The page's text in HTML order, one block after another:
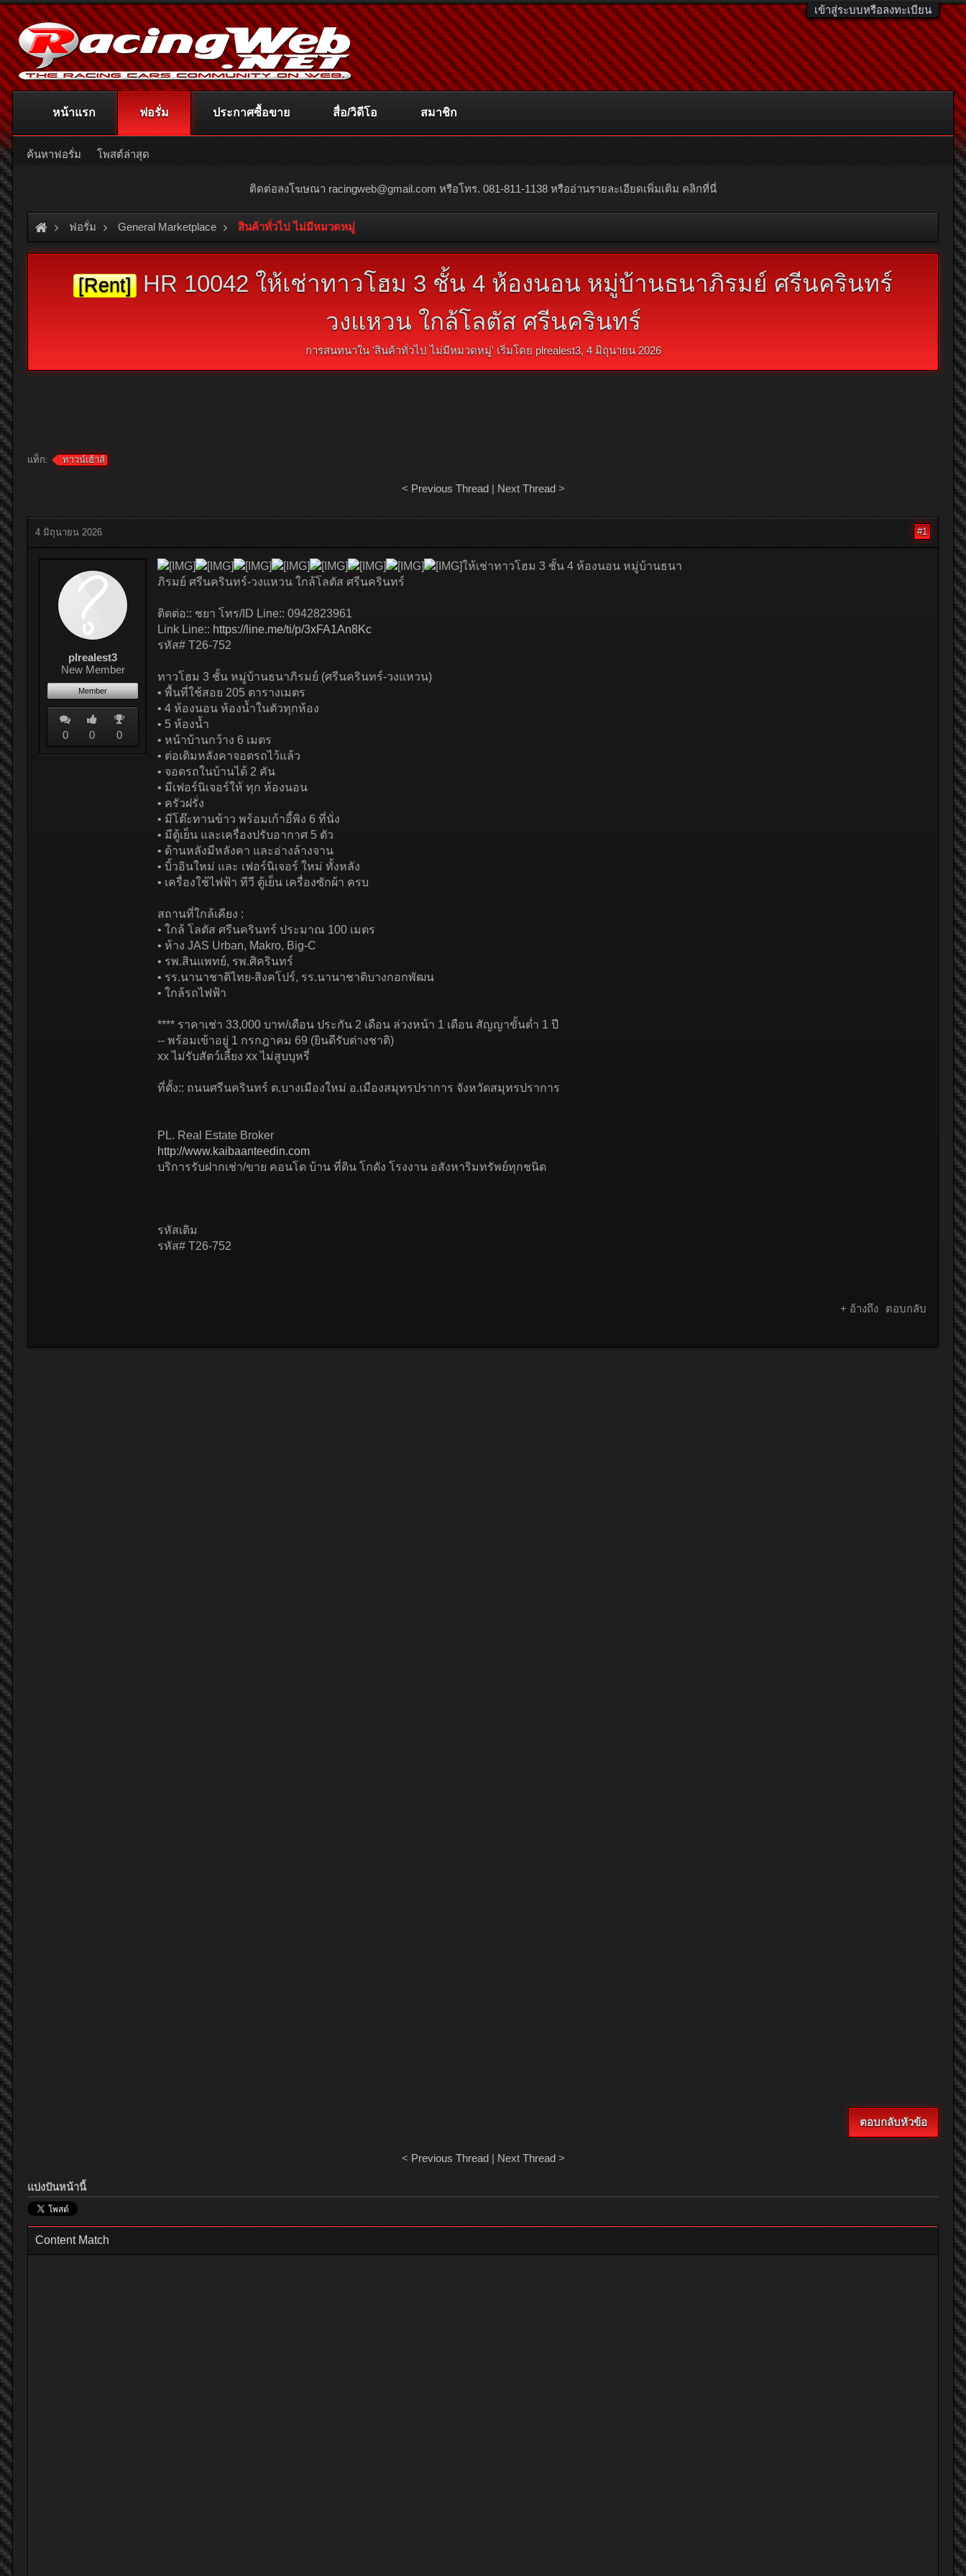
เข้าสู่ระบบหรือลงทะเบียน
ติดต่อลงโฆษณา racingweb@gmail.com หรือโทร. 081-811-1138 หรืออ่านรายละเอียดเพิ่มเติม คลิกที่นี่
ฟอรั่ม General Marketplace สินค้าทั่วไป ไม่มีหมวดหมู่
[Rent] HR 10042 ให้เช่าทาวโฮม 3 ชั้น 4 ห้องนอน หมู่บ้านธนาภิรมย์ ศรีนครินทร์
วงแหวน ใกล้โลตัส ศรีนครินทร์
การสนทนาใน 'สินค้าทั่วไป ไม่มีหมวดหมู่' เริ่มโดย plrealest3,4 มิถุนายน 2026
แท็ก: ทาวน์เฮ้าส์
< Previous Thread| Next Thread>
4 มิถุนายน 2026 #1
plrealest3
New Member
Member
0 0 0
ให้เช่าทาวโฮม 3 ชั้น 4 ห้องนอน หมู่บ้านธนา
ภิรมย์ ศรีนครินทร์-วงแหวน ใกล้โลตัส ศรีนครินทร์
ติดต่อ:: ชยา โทร/ID Line:: 0942823961
Link Line:: https://line.me/ti/p/3xFA1An8Kc
รหัส# T26-752
ทาวโฮม 3 ชั้น หมู่บ้านธนาภิรมย์ (ศรีนครินทร์-วงแหวน)
• พื้นที่ใช้สอย 205 ตารางเมตร
• 4 ห้องนอน ห้องน้ำในตัวทุกห้อง
• 5 ห้องน้ำ
• หน้าบ้านกว้าง 6 เมตร
• ต่อเติมหลังคาจอดรถไว้แล้ว
• จอดรถในบ้านได้ 2 คัน
• มีเฟอร์นิเจอร์ให้ ทุก ห้องนอน
• ครัวฝรั่ง
• มีโต๊ะทานข้าว พร้อมเก้าอี้พิง 6 ที่นั่ง
• มีตู้เย็น และเครื่องปรับอากาศ 5 ตัว
• ด้านหลังมีหลังคา และอ่างล้างจาน
• บิ้วอินใหม่ และ เฟอร์นิเจอร์ ใหม่ ทั้งหลัง
• เครื่องใช้ไฟฟ้า ทีวี ตู้เย็น เครื่องซักผ้า ครบ
สถานที่ใกล้เคียง :
• ใกล้ โลตัส ศรีนครินทร์ ประมาณ 100 เมตร
• ห้าง JAS Urban, Makro, Big-C
• รพ.สินแพทย์, รพ.ศิครินทร์
• รร.นานาชาติไทย-สิงคโปร์, รร.นานาชาติบางกอกพัฒน
• ใกล้รถไฟฟ้า
**** ราคาเช่า 33,000 บาท/เดือน ประกัน 2 เดือน ล่วงหน้า 1 เดือน สัญญาขั้นต่ำ 1 ปี
-- พร้อมเข้าอยู่ 1 กรกฎาคม 69 (ยินดีรับต่างชาติ)
xx ไม่รับสัตว์เลี้ยง xx ไม่สูบบุหรี่
ที่ตั้ง:: ถนนศรีนครินทร์ ต.บางเมืองใหม่ อ.เมืองสมุทรปราการ จังหวัดสมุทรปราการ
PL. Real Estate Broker
http://www.kaibaanteedin.com
บริการรับฝากเช่า/ขาย คอนโด บ้าน ที่ดิน โกดัง โรงงาน อสังหาริมทรัพย์ทุกชนิด
รหัสเดิม
รหัส# T26-752
+ อ้างถึง ตอบกลับ
ตอบกลับหัวข้อ
< Previous Thread| Next Thread>
แบ่งปันหน้านี้
Content Match
หน้าแรก ฟอรั่ม
ค้นหาฟอรั่ม โพสต์ล่าสุด
ประกาศซื้อขาย สื่อ/วิดีโอ สมาชิก